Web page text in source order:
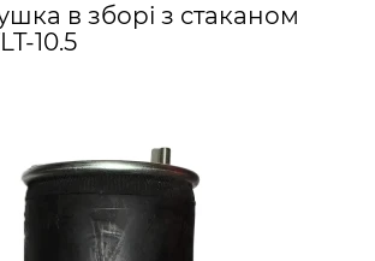
в зборі з стаканом
10.5